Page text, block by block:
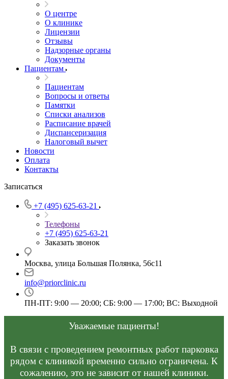
О центре
О клинике
Лицензии
Отзывы
Надзорные органы
Документы
Пациентам
Пациентам
Вопросы и ответы
Памятки
Списки анализов
Расписание врачей
Диспансеризация
Налоговый вычет
Новости
Оплата
Контакты
Записаться
+7 (495) 625-63-21
Телефоны
+7 (495) 625-63-21
Заказать звонок
Москва, улица Большая Полянка, 56с11
info@priorclinic.ru
ПН-ПТ: 9:00 — 20:00; СБ: 9:00 — 17:00; ВС: Выходной
Уважаемые пациенты!
В связи с проведением ремонтных работ парковка
рядом с клиникой временно сильно ограничена. К
сожалению, это не зависит от нашей клиники.